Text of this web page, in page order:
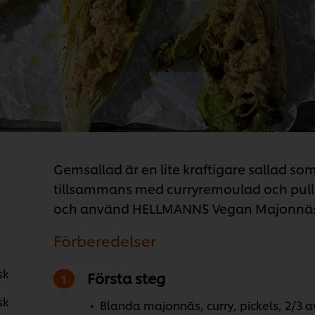
Gemsallad är en lite kraftigare sallad
tillsammans med curryremoulad och
och använd HELLMANN`S Vegan
Förberedelser
Första steg
Blanda majonnäs, curry, pickels, 2/3